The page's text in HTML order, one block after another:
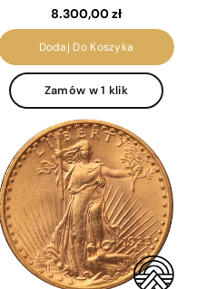
8.300,00 zł
Dodaj Do Koszyka
Zamów w 1 klik